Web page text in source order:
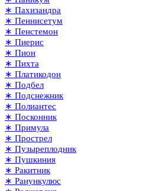
∗ Пахизандра
∗ Пеннисетум
∗ Пенстемон
∗ Пиерис
∗ Пион
∗ Пихта
∗ Платикодон
∗ Подбел
∗ Подснежник
∗ Полиантес
∗ Посконник
∗ Примула
∗ Прострел
∗ Пузыреплодник
∗ Пушкиния
∗ Ракитник
∗ Ранункулюс